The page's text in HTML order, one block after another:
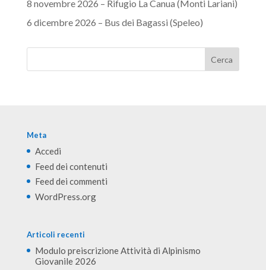
8 novembre 2026 – Rifugio La Canua (Monti Lariani)
6 dicembre 2026 – Bus dei Bagassi (Speleo)
Meta
Accedi
Feed dei contenuti
Feed dei commenti
WordPress.org
Articoli recenti
Modulo preiscrizione Attività di Alpinismo
Giovanile 2026